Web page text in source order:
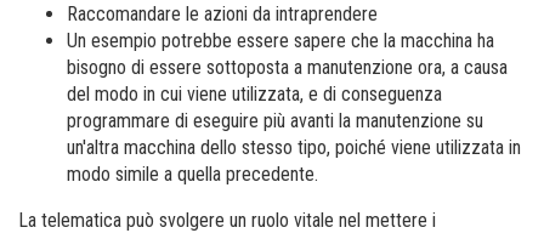
Raccomandare le azioni da intraprendere
Un esempio potrebbe essere sapere che la macchina ha
bisogno di essere sottoposta a manutenzione ora, a causa
del modo in cui viene utilizzata, e di conseguenza
programmare di eseguire più avanti la manutenzione su
un'altra macchina dello stesso tipo, poiché viene utilizzata in
modo simile a quella precedente.
La telematica può svolgere un ruolo vitale nel mettere i